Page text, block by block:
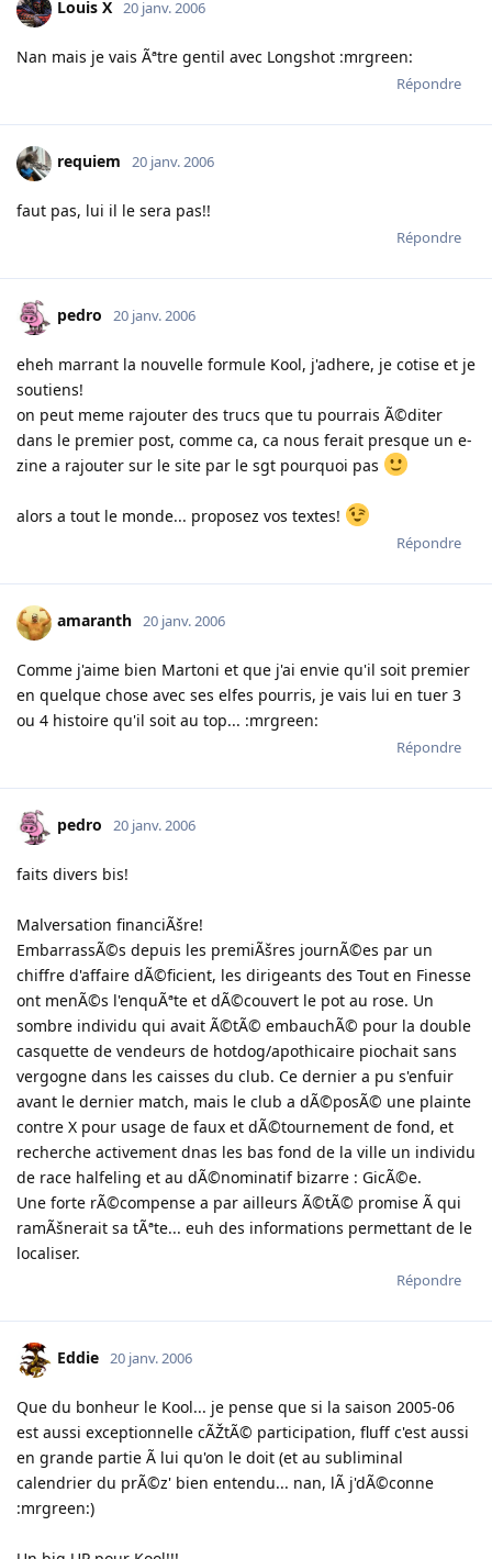
Louis X 20 janv. 2006
Nan mais je vais Ãªtre gentil avec Longshot :mrgreen:
Répondre
requiem 20 janv. 2006
faut pas, lui il le sera pas!!
Répondre
pedro 20 janv. 2006
eheh marrant la nouvelle formule Kool, j'adhere, je cotise et je
soutiens!
on peut meme rajouter des trucs que tu pourrais Ã©diter
dans le premier post, comme ca, ca nous ferait presque un e-
zine a rajouter sur le site par le sgt pourquoi pas
alors a tout le monde... proposez vos textes!
Répondre
amaranth 20 janv. 2006
Comme j'aime bien Martoni et que j'ai envie qu'il soit premier
en quelque chose avec ses elfes pourris, je vais lui en tuer 3
ou 4 histoire qu'il soit au top... :mrgreen:
Répondre
pedro 20 janv. 2006
faits divers bis!
Malversation financiÃšre!
EmbarrassÃ©s depuis les premiÃšres journÃ©es par un
chiffre d'affaire dÃ©ficient, les dirigeants des Tout en Finesse
ont menÃ©s l'enquÃªte et dÃ©couvert le pot au rose. Un
sombre individu qui avait Ã©tÃ© embauchÃ© pour la double
casquette de vendeurs de hotdog/apothicaire piochait sans
vergogne dans les caisses du club. Ce dernier a pu s'enfuir
avant le dernier match, mais le club a dÃ©posÃ© une plainte
contre X pour usage de faux et dÃ©tournement de fond, et
recherche activement dnas les bas fond de la ville un individu
de race halfeling et au dÃ©nominatif bizarre : GicÃ©e.
Une forte rÃ©compense a par ailleurs Ã©tÃ© promise Ã qui
ramÃšnerait sa tÃªte... euh des informations permettant de le
localiser.
Répondre
Eddie 20 janv. 2006
Que du bonheur le Kool... je pense que si la saison 2005-06
est aussi exceptionnelle cÃŽtÃ© participation, fluff c'est aussi
en grande partie Ã lui qu'on le doit (et au subliminal
calendrier du prÃ©z' bien entendu... nan, lÃ j'dÃ©conne
:mrgreen:)